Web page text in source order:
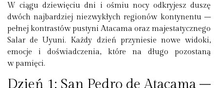
W ciągu dziewięciu dni i ośmiu nocy odkryjesz duszę
dwóch najbardziej niezwykłych regionów kontynentu –
pełnej kontrastów pustyni Atacama oraz majestatycznego
Salar de Uyuni. Każdy dzień przyniesie nowe widoki,
emocje i doświadczenia, które na długo pozostaną
w pamięci.
Dzień 1: San Pedro de Atacama –